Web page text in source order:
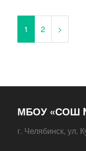
1 2 >
МБОУ «СОШ
г. Челябинск, ул.